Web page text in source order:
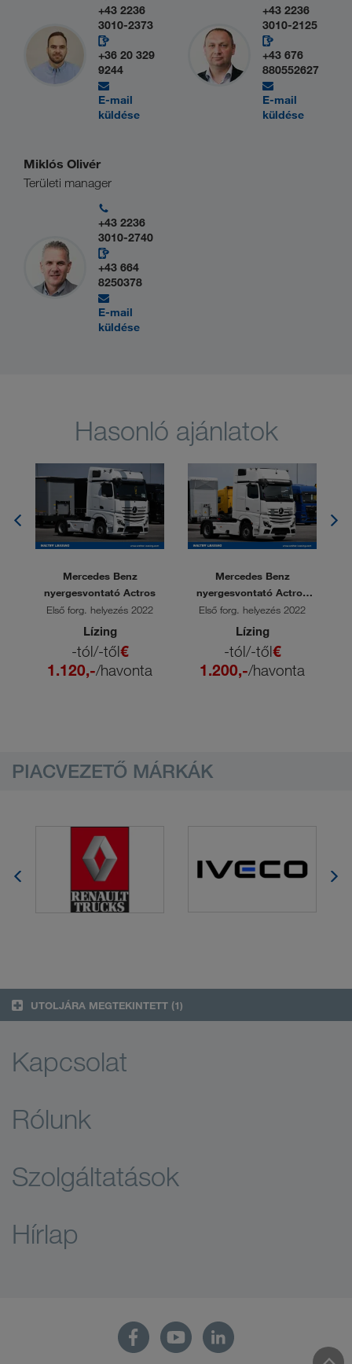
+43 2236
3010-2373
+36 20 329
9244
E-mail
küldése
+43 2236
3010-2125
+43 676
880552627
E-mail
küldése
Miklós Olivér
Területi manager
+43 2236
3010-2740
+43 664
8250378
E-mail
küldése
Hasonló ajánlatok
Mercedes Benz
nyergesvontató Actros
Első forg. helyezés 2022
Lízing
-tól/-től€
1.120,-/havonta
Mercedes Benz
nyergesvontató Actros
1851
Első forg. helyezés 2022
Lízing
-tól/-től€
1.200,-/havonta
PIACVEZETŐ MÁRKÁK
UTOLJÁRA MEGTEKINTETT (1)
Kapcsolat
Rólunk
Szolgáltatások
Hírlap